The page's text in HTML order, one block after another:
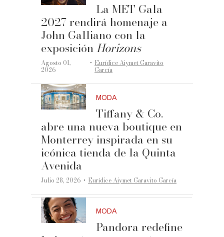
La MET Gala
2027 rendirá homenaje a
John Galliano con la
exposición Horizons
Agosto 01,
2026 ·Eurídice Aiymet Garavito
García
MODA
Tiffany & Co.
abre una nueva boutique en
Monterrey inspirada en su
icónica tienda de la Quinta
Avenida
Julio 28, 2026 ·Eurídice Aiymet Garavito García
MODA
Pandora redefine